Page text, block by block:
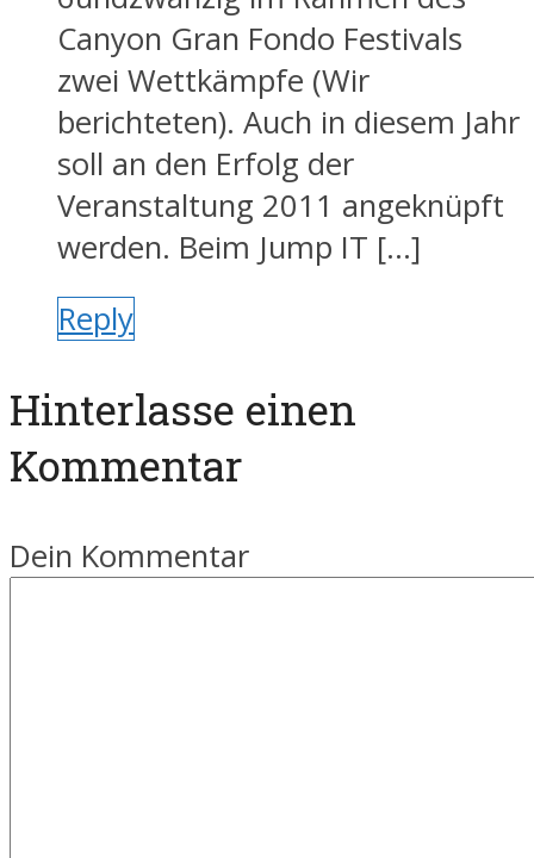
Canyon Gran Fondo Festivals
zwei Wettkämpfe (Wir
berichteten). Auch in diesem Jahr
soll an den Erfolg der
Veranstaltung 2011 angeknüpft
werden. Beim Jump IT […]
Reply
Hinterlasse einen
Kommentar
Dein Kommentar